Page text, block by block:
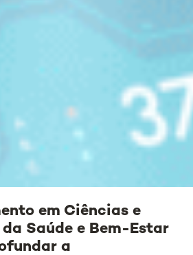
em Ciências e
Saúde e Bem-Estar
a